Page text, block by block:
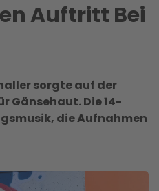
Auftritt Bei
sorgte auf der
Gänsehaut. Die 14-
die Aufnahmen